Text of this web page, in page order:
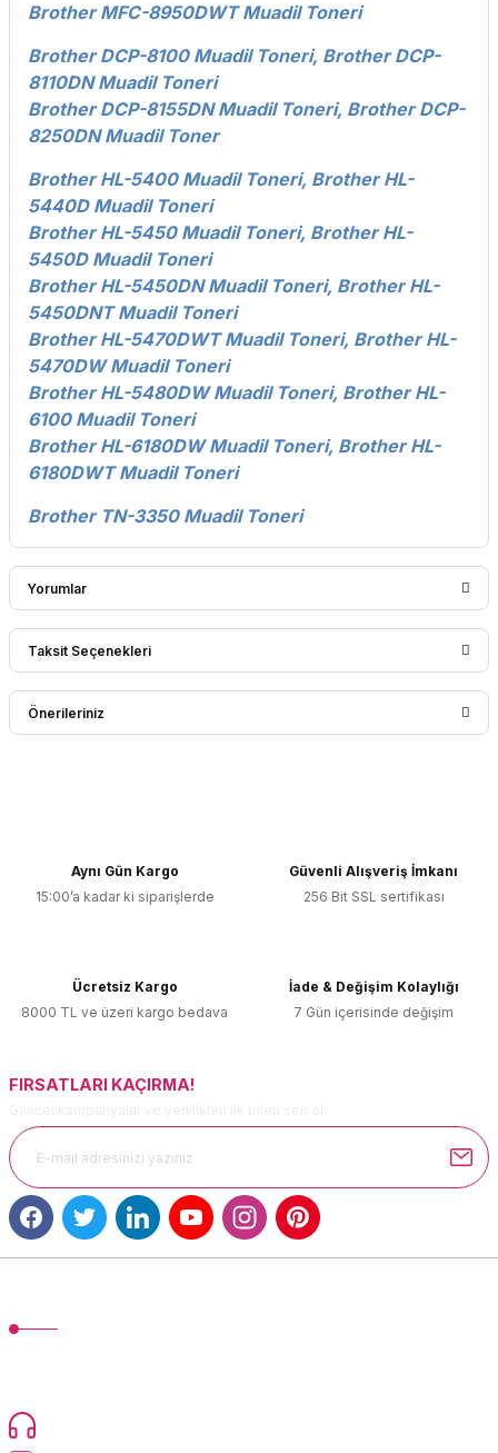
Brother MFC-8950DWT Muadil Toneri
Brother DCP-8100 Muadil Toneri, Brother DCP-
8110DN Muadil Toneri
Brother DCP-8155DN Muadil Toneri, Brother DCP-
8250DN Muadil Toner
Brother HL-5400 Muadil Toneri, Brother HL-
5440D Muadil Toneri
Brother HL-5450 Muadil Toneri, Brother HL-
5450D Muadil Toneri
Brother HL-5450DN Muadil Toneri, Brother HL-
5450DNT Muadil Toneri
Brother HL-5470DWT Muadil Toneri, Brother HL-
5470DW Muadil Toneri
Brother HL-5480DW Muadil Toneri, Brother HL-
6100 Muadil Toneri
Brother HL-6180DW Muadil Toneri, Brother HL-
6180DWT Muadil Toneri
Brother TN-3350 Muadil Toneri
Yorumlar
Bu ürüne ilk yorumu siz yapın!
Taksit Seçenekleri
Önerileriniz
Ürün resmi kalitesiz, bozuk veya görüntülenemiyor.
Ürün fiyatı diğer sitelerden daha pahalı.
Bu ürüne benzer farklı alternatifler olmalı.
Aynı Gün Kargo
15:00’a kadar ki siparişlerde
Güvenli Alışveriş İmkanı
256 Bit SSL sertifikası
Ücretsiz Kargo
8000 TL ve üzeri kargo bedava
İade & Değişim Kolaylığı
7 Gün içerisinde değişim
FIRSATLARI KAÇIRMA!